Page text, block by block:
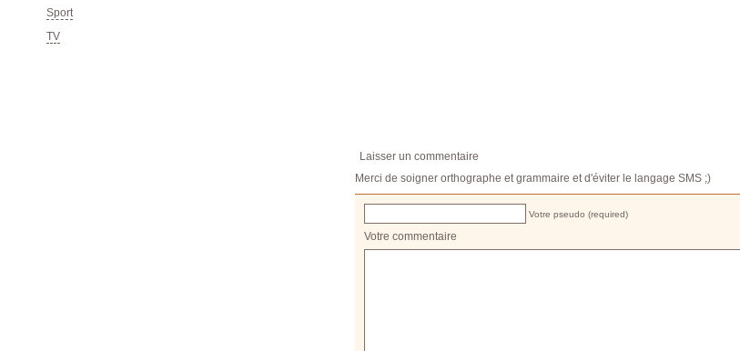
Laisser un commentaire
Merci de soigner orthographe et grammaire et d'éviter le langage SMS ;)
Votre pseudo (required)
Votre commentaire
Sport
TV